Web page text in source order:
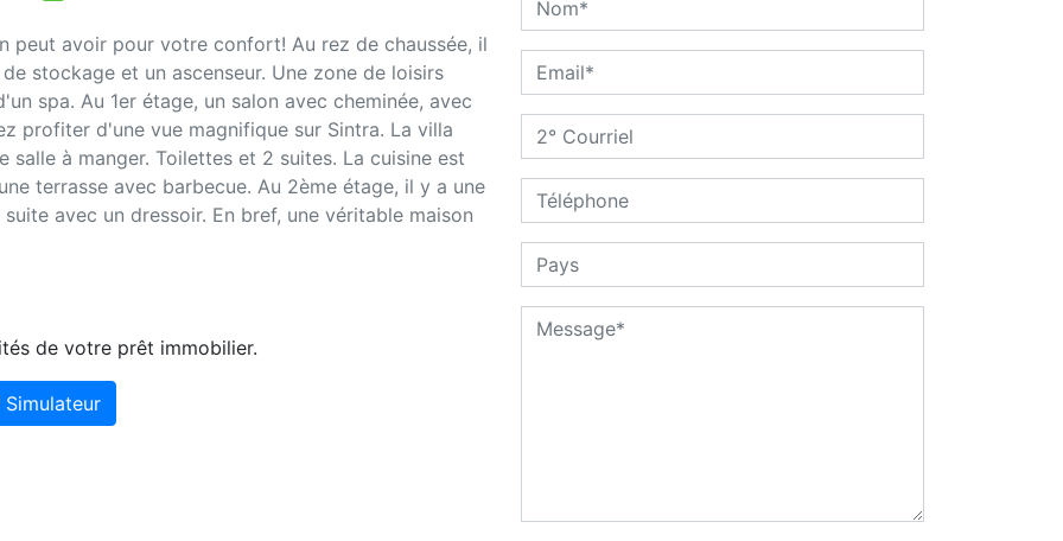
peut avoir pour votre confort! Au rez de chaussée, il
stockage et un ascenseur. Une zone de loisirs
spa. Au 1er étage, un salon avec cheminée, avec
profiter d'une vue magnifique sur Sintra. La villa
à manger. Toilettes et 2 suites. La cuisine est
terrasse avec barbecue. Au 2ème étage, il y a une
avec un dressoir. En bref, une véritable maison
de votre prêt immobilier.
Simulateur